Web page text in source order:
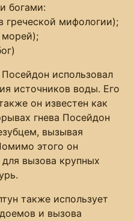
богами:
греческой мифологии);
морей);
использовал
источников воды. Его
он известен как
гнева Посейдон
вызывая
этого он
вызова крупных
также использует
и вызова